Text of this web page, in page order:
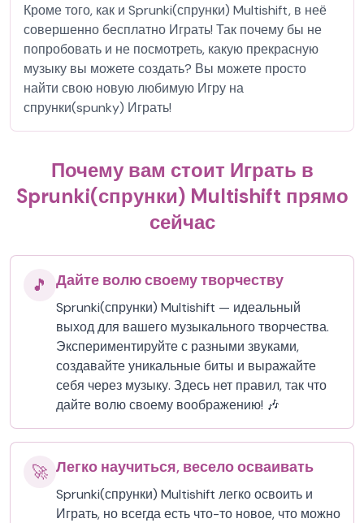
Кроме того, как и Sprunki(спрунки) Multishift, в неё
совершенно бесплатно Играть! Так почему бы не
попробовать и не посмотреть, какую прекрасную
музыку вы можете создать? Вы можете просто
найти свою новую любимую Игру на
спрунки(spunky) Играть!
Почему вам стоит Играть в
Sprunki(спрунки) Multishift прямо
сейчас
🎵 Дайте волю своему творчеству
Sprunki(спрунки) Multishift — идеальный
выход для вашего музыкального творчества.
Экспериментируйте с разными звуками,
создавайте уникальные биты и выражайте
себя через музыку. Здесь нет правил, так что
дайте волю своему воображению! 🎶
🚀 Легко научиться, весело осваивать
Sprunki(спрунки) Multishift легко освоить и
Играть, но всегда есть что-то новое, что можно